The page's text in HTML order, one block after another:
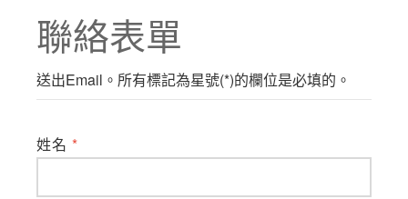
聯絡表單
送出Email。所有標記為星號(*)的欄位是必填的。
姓名 *